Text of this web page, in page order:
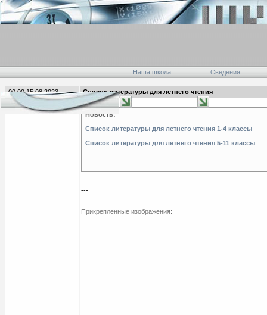
Наша школа Сведения
00:00 15.08.2023
Список литературы для летнего чтения
Новость:
Список литературы для летнего чтения 1-4 классы
Список литературы для летнего чтения 5-11 классы
---
Прикрепленные изображения: